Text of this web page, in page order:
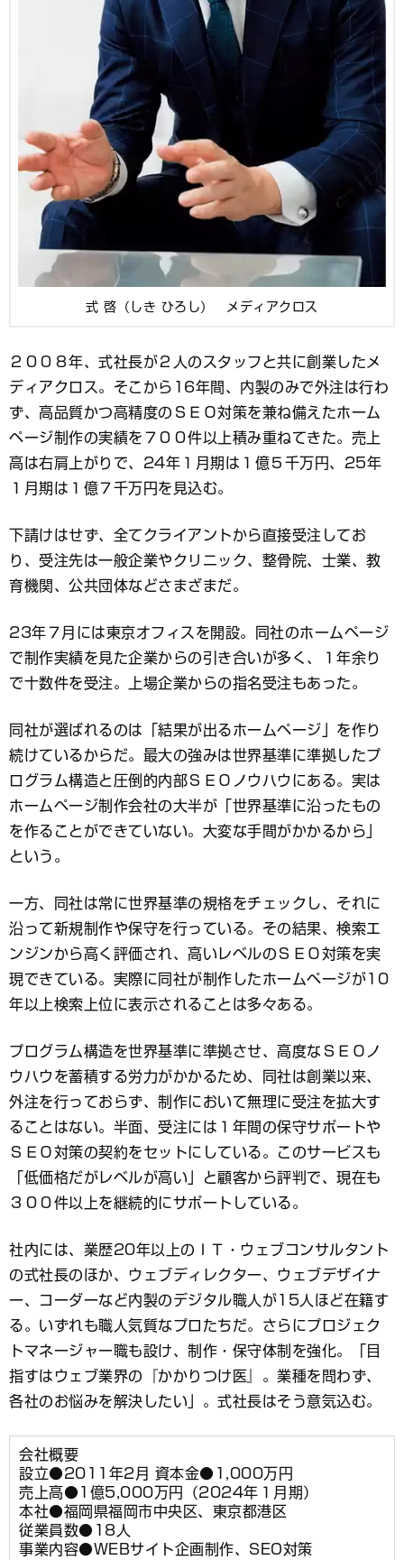
式 啓（しき ひろし） メディアクロス
２００８年、式社長が２人のスタッフと共に創業したメ
ディアクロス。そこから16年間、内製のみで外注は行わ
ず、高品質かつ高精度のＳＥＯ対策を兼ね備えたホーム
ページ制作の実績を７００件以上積み重ねてきた。売上
高は右肩上がりで、24年１月期は１億５千万円、25年
１月期は１億７千万円を見込む。
下請けはせず、全てクライアントから直接受注してお
り、受注先は一般企業やクリニック、整骨院、士業、教
育機関、公共団体などさまざまだ。
23年７月には東京オフィスを開設。同社のホームページ
で制作実績を見た企業からの引き合いが多く、１年余り
で十数件を受注。上場企業からの指名受注もあった。
同社が選ばれるのは「結果が出るホームページ」を作り
続けているからだ。最大の強みは世界基準に準拠したプ
ログラム構造と圧倒的内部ＳＥＯノウハウにある。実は
ホームページ制作会社の大半が「世界基準に沿ったもの
を作ることができていない。大変な手間がかかるから」
という。
一方、同社は常に世界基準の規格をチェックし、それに
沿って新規制作や保守を行っている。その結果、検索エ
ンジンから高く評価され、高いレベルのＳＥＯ対策を実
現できている。実際に同社が制作したホームページが10
年以上検索上位に表示されることは多々ある。
プログラム構造を世界基準に準拠させ、高度なＳＥＯノ
ウハウを蓄積する労力がかかるため、同社は創業以来、
外注を行っておらず、制作において無理に受注を拡大す
ることはない。半面、受注には１年間の保守サポートや
ＳＥＯ対策の契約をセットにしている。このサービスも
「低価格だがレベルが高い」と顧客から評判で、現在も
３００件以上を継続的にサポートしている。
社内には、業歴20年以上のＩＴ・ウェブコンサルタント
の式社長のほか、ウェブディレクター、ウェブデザイナ
ー、コーダーなど内製のデジタル職人が15人ほど在籍す
る。いずれも職人気質なプロたちだ。さらにプロジェク
トマネージャー職も設け、制作・保守体制を強化。「目
指すはウェブ業界の『かかりつけ医』。業種を問わず、
各社のお悩みを解決したい」。式社長はそう意気込む。
会社概要
設立●2011年2月 資本金●1,000万円
売上高●1億5,000万円（2024年１月期）
本社●福岡県福岡市中央区、東京都港区
従業員数●18人
事業内容●WEBサイト企画制作、SEO対策